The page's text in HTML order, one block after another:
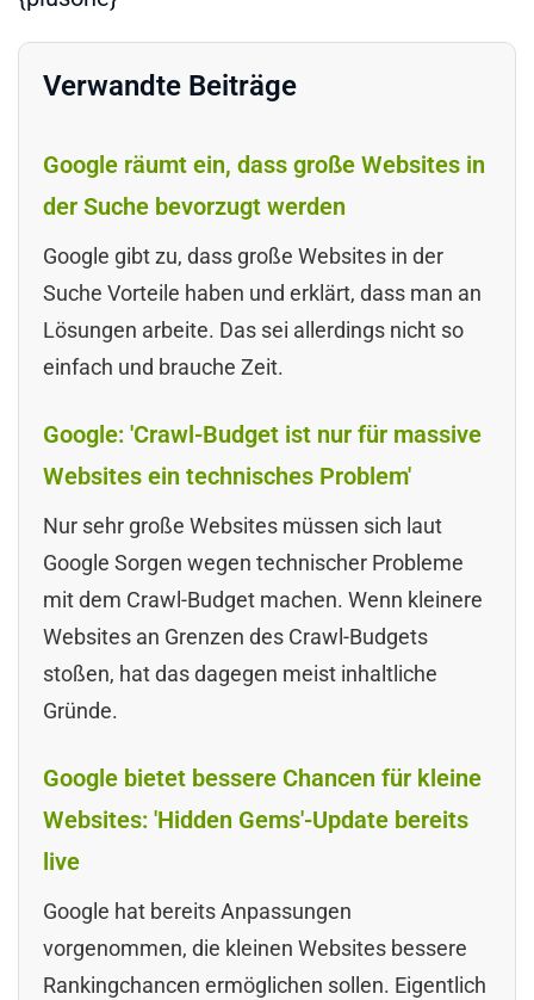
Verwandte Beiträge
Google räumt ein, dass große Websites in
der Suche bevorzugt werden
Google gibt zu, dass große Websites in der
Suche Vorteile haben und erklärt, dass man an
Lösungen arbeite. Das sei allerdings nicht so
einfach und brauche Zeit.
Google: 'Crawl-Budget ist nur für massive
Websites ein technisches Problem'
Nur sehr große Websites müssen sich laut
Google Sorgen wegen technischer Probleme
mit dem Crawl-Budget machen. Wenn kleinere
Websites an Grenzen des Crawl-Budgets
stoßen, hat das dagegen meist inhaltliche
Gründe.
Google bietet bessere Chancen für kleine
Websites: 'Hidden Gems'-Update bereits
live
Google hat bereits Anpassungen
vorgenommen, die kleinen Websites bessere
Rankingchancen ermöglichen sollen. Eigentlich